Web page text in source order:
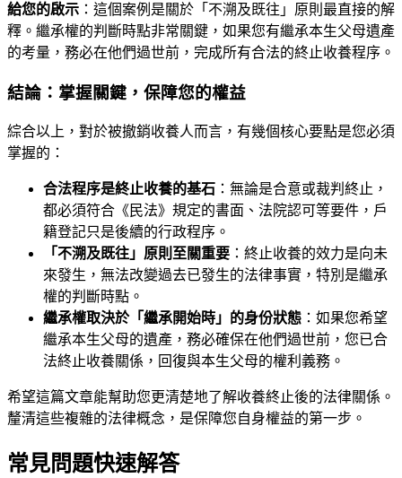
給您的啟示 ：這個案例是關於「不溯及既往」原則最直接的解
釋。繼承權的判斷時點非常關鍵，如果您有繼承本生父母遺產
的考量，務必在他們過世前，完成所有合法的終止收養程序。
結論：掌握關鍵，保障您的權益
綜合以上，對於被撤銷收養人而言，有幾個核心要點是您必須
掌握的：
合法程序是終止收養的基石 ：無論是合意或裁判終止，
都必須符合《民法》規定的書面、法院認可等要件，戶
籍登記只是後續的行政程序。
「不溯及既往」原則至關重要 ：終止收養的效力是向未
來發生，無法改變過去已發生的法律事實，特別是繼承
權的判斷時點。
繼承權取決於「繼承開始時」的身份狀態 ：如果您希望
繼承本生父母的遺產，務必確保在他們過世前，您已合
法終止收養關係，回復與本生父母的權利義務。
希望這篇文章能幫助您更清楚地了解收養終止後的法律關係。
釐清這些複雜的法律概念，是保障您自身權益的第一步。
常見問題快速解答